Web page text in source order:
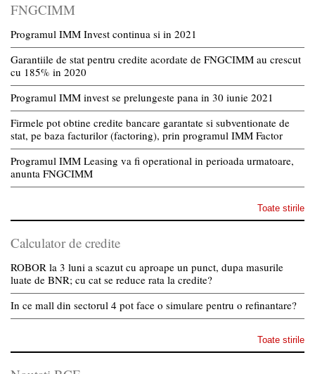
FNGCIMM
Programul IMM Invest continua si in 2021
Garantiile de stat pentru credite acordate de FNGCIMM au crescut
cu 185% in 2020
Programul IMM invest se prelungeste pana in 30 iunie 2021
Firmele pot obtine credite bancare garantate si subventionate de
stat, pe baza facturilor (factoring), prin programul IMM Factor
Programul IMM Leasing va fi operational in perioada urmatoare,
anunta FNGCIMM
Toate stirile
Calculator de credite
ROBOR la 3 luni a scazut cu aproape un punct, dupa masurile
luate de BNR; cu cat se reduce rata la credite?
In ce mall din sectorul 4 pot face o simulare pentru o refinantare?
Toate stirile